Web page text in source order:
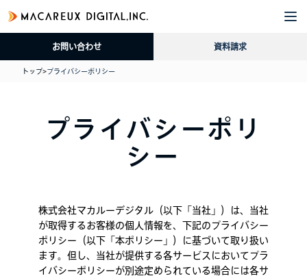
お問い合わせ 資料請求
トップ>プライバシーポリシー
プライバシーポリ
シー
株式会社マカルーデジタル（以下「当社」）は、当社
が取得するお客様の個人情報を、下記のプライバシー
ポリシー（以下「本ポリシー」）に基づいて取り扱い
ます。但し、当社が提供する各サービスにおいてプラ
イバシーポリシーが別途定められている場合には各サ